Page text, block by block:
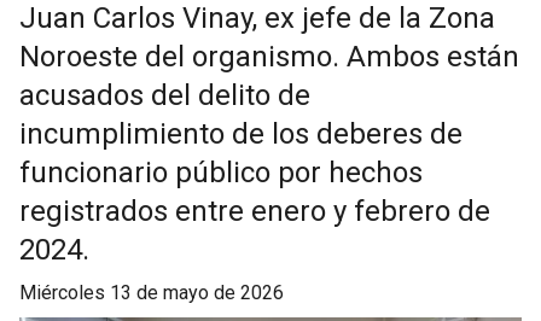
Juan Carlos Vinay, ex jefe de la Zona
Noroeste del organismo. Ambos están
acusados del delito de
incumplimiento de los deberes de
funcionario público por hechos
registrados entre enero y febrero de
2024.
miércoles 13 de mayo de 2026